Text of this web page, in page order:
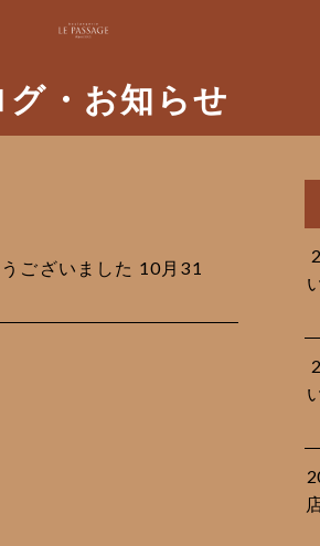
グ・お知らせ
ございました 10月31